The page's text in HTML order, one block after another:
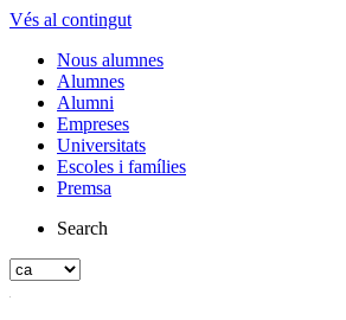
Vés al contingut
Nous alumnes
Alumnes
Alumni
Empreses
Universitats
Escoles i famílies
Premsa
Search